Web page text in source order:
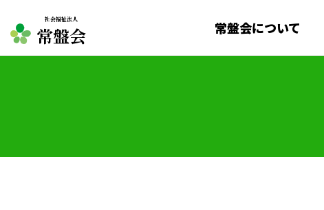
社会福祉法人
常盤会 常盤会について